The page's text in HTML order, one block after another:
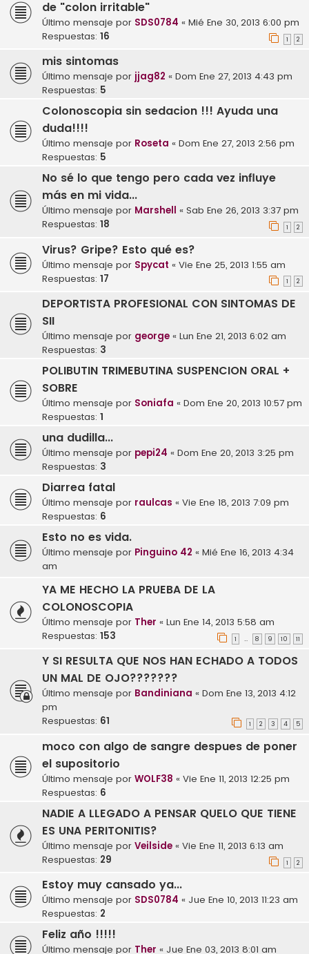
de "colon irritable"
Último mensaje por SDS0784 « Mié Ene 30, 2013 6:00 pm
Respuestas: 16 1 2
mis sintomas
Último mensaje por jjag82 « Dom Ene 27, 2013 4:43 pm
Respuestas: 5
Colonoscopia sin sedacion !!! Ayuda una
duda!!!!
Último mensaje por Roseta « Dom Ene 27, 2013 2:56 pm
Respuestas: 5
No sé lo que tengo pero cada vez influye
más en mi vida...
Último mensaje por Marshell « Sab Ene 26, 2013 3:37 pm
Respuestas: 18 1 2
Virus? Gripe? Esto qué es?
Último mensaje por Spycat « Vie Ene 25, 2013 1:55 am
Respuestas: 17 1 2
DEPORTISTA PROFESIONAL CON SINTOMAS DE
SII
Último mensaje por george « Lun Ene 21, 2013 6:02 am
Respuestas: 3
POLIBUTIN TRIMEBUTINA SUSPENCION ORAL +
SOBRE
Último mensaje por Soniafa « Dom Ene 20, 2013 10:57 pm
Respuestas: 1
una dudilla...
Último mensaje por pepi24 « Dom Ene 20, 2013 3:25 pm
Respuestas: 3
Diarrea fatal
Último mensaje por raulcas « Vie Ene 18, 2013 7:09 pm
Respuestas: 6
Esto no es vida.
Último mensaje por Pinguino 42 « Mié Ene 16, 2013 4:34
am
YA ME HECHO LA PRUEBA DE LA
COLONOSCOPIA
Último mensaje por Ther « Lun Ene 14, 2013 5:58 am
Respuestas: 153 1 … 8 9 10 11
Y SI RESULTA QUE NOS HAN ECHADO A TODOS
UN MAL DE OJO???????
Último mensaje por Bandiniana « Dom Ene 13, 2013 4:12
pm
Respuestas: 61 1 2 3 4 5
moco con algo de sangre despues de poner
el supositorio
Último mensaje por WOLF38 « Vie Ene 11, 2013 12:25 pm
Respuestas: 6
NADIE A LLEGADO A PENSAR QUELO QUE TIENE
ES UNA PERITONITIS?
Último mensaje por Veilside « Vie Ene 11, 2013 6:13 am
Respuestas: 29 1 2
Estoy muy cansado ya...
Último mensaje por SDS0784 « Jue Ene 10, 2013 11:23 am
Respuestas: 2
Feliz año !!!!!
Último mensaje por Ther « Jue Ene 03, 2013 8:01 am